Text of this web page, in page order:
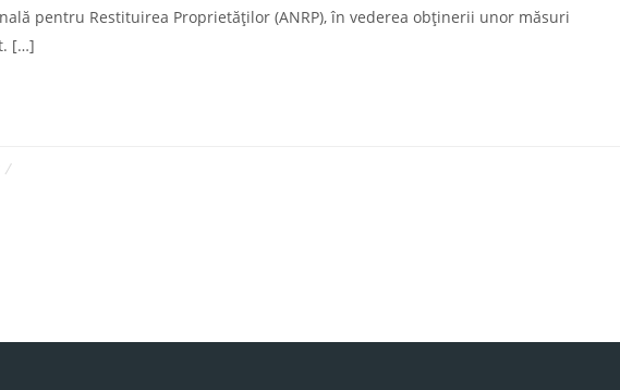
pentru Restituirea Proprietăților (ANRP), în vederea obținerii unor măsuri
[…]